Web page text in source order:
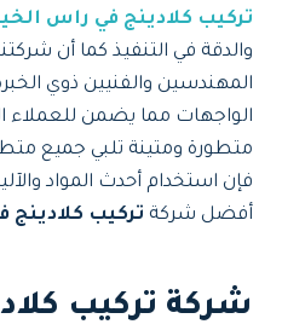
تركيب كلادينج في راس
والدقة في التنفيذ كما أن
المهندسين والفنيين ذوي
الواجهات مما يضمن
متطورة ومتينة تلبي جميع
فإن استخدام أحدث المواد
أفضل شركة تركيب
شركة تركيب